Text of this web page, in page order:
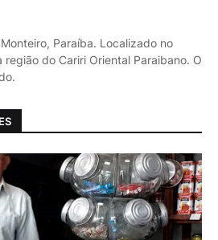
Paraíba. Localizado no
região do Cariri Oriental Paraibano. O